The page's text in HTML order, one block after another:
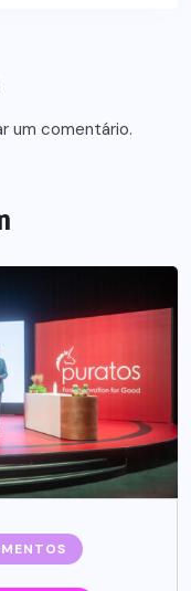
um comentário.